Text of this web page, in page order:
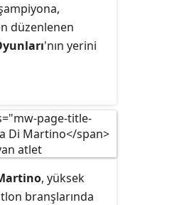
düzenlenen
'nın yerini
, yüksek
branşlarında